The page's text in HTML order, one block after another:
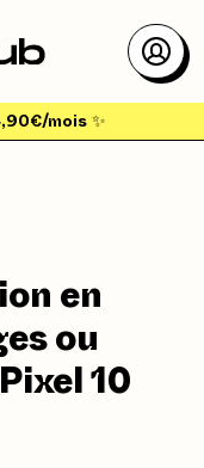
mois ✨
en
ou
10